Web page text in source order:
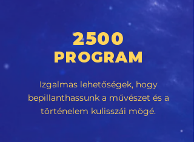
2500
PROGRAM
Izgalmas lehetőségek, hogy
bepillanthassunk a művészet és a
történelem kulisszái mögé.